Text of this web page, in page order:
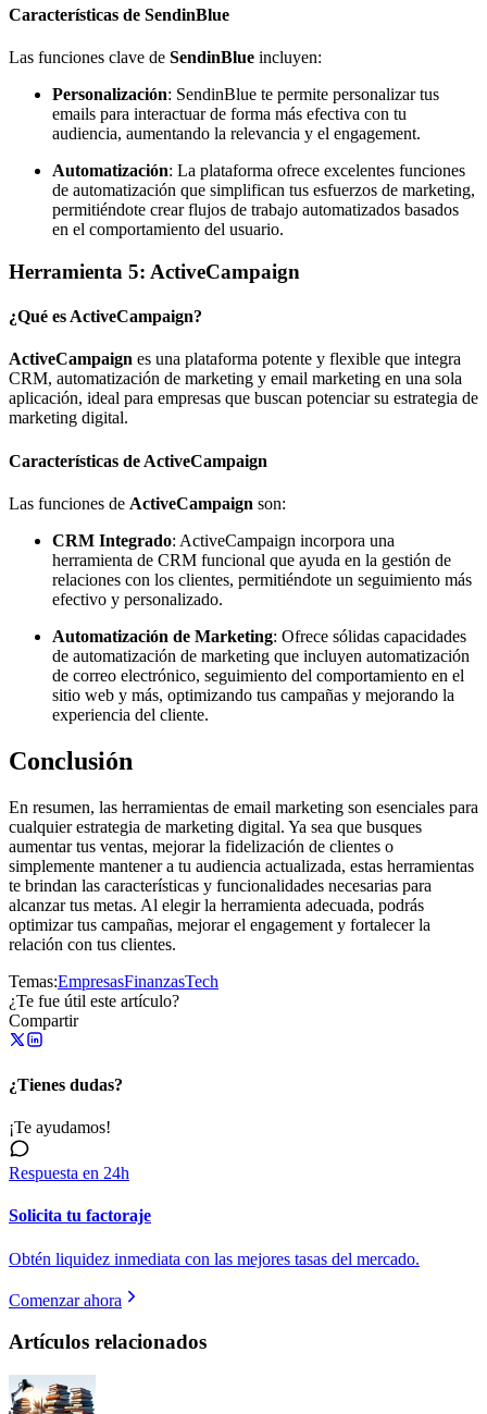
Características de SendinBlue
Las funciones clave de SendinBlue incluyen:
Personalización: SendinBlue te permite personalizar tus
emails para interactuar de forma más efectiva con tu
audiencia, aumentando la relevancia y el engagement.
Automatización: La plataforma ofrece excelentes funciones
de automatización que simplifican tus esfuerzos de marketing,
permitiéndote crear flujos de trabajo automatizados basados
en el comportamiento del usuario.
Herramienta 5: ActiveCampaign
¿Qué es ActiveCampaign?
ActiveCampaign es una plataforma potente y flexible que integra
CRM, automatización de marketing y email marketing en una sola
aplicación, ideal para empresas que buscan potenciar su estrategia de
marketing digital.
Características de ActiveCampaign
Las funciones de ActiveCampaign son:
CRM Integrado: ActiveCampaign incorpora una
herramienta de CRM funcional que ayuda en la gestión de
relaciones con los clientes, permitiéndote un seguimiento más
efectivo y personalizado.
Automatización de Marketing: Ofrece sólidas capacidades
de automatización de marketing que incluyen automatización
de correo electrónico, seguimiento del comportamiento en el
sitio web y más, optimizando tus campañas y mejorando la
experiencia del cliente.
Conclusión
En resumen, las herramientas de email marketing son esenciales para
cualquier estrategia de marketing digital. Ya sea que busques
aumentar tus ventas, mejorar la fidelización de clientes o
simplemente mantener a tu audiencia actualizada, estas herramientas
te brindan las características y funcionalidades necesarias para
alcanzar tus metas. Al elegir la herramienta adecuada, podrás
optimizar tus campañas, mejorar el engagement y fortalecer la
relación con tus clientes.
Temas:EmpresasFinanzasTech
¿Te fue útil este artículo?
Compartir
¿Tienes dudas?
¡Te ayudamos!
Respuesta en 24h
Solicita tu factoraje
Obtén liquidez inmediata con las mejores tasas del mercado.
Comenzar ahora
Artículos relacionados